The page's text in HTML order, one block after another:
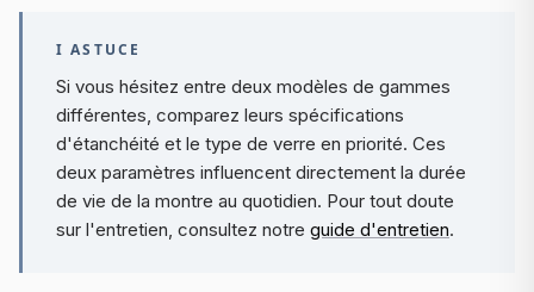
I ASTUCE
Si vous hésitez entre deux modèles de gammes
différentes, comparez leurs spécifications
d'étanchéité et le type de verre en priorité. Ces
deux paramètres influencent directement la durée
de vie de la montre au quotidien. Pour tout doute
sur l'entretien, consultez notre guide d'entretien.